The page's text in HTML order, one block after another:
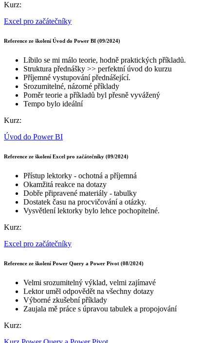
Kurz:
Excel pro začátečníky
Reference ze školení Úvod do Power BI (09/2024)
Líbilo se mi málo teorie, hodně praktických příkladů.
Struktura přednášky >> perfektní úvod do kurzu
Příjemné vystupování přednášející.
Srozumitelné, názorné příklady
Poměr teorie a příkladů byl přesně vyvážený
Tempo bylo ideální
Kurz:
Úvod do Power BI
Reference ze školení Excel pro začátečníky (09/2024)
Přístup lektorky - ochotná a příjemná
Okamžitá reakce na dotazy
Dobře připravené materiály - tabulky
Dostatek času na procvičování a otázky.
Vysvětlení lektorky bylo lehce pochopitelné.
Kurz:
Excel pro začátečníky
Reference ze školení Power Query a Power Pivot (08/2024)
Velmi srozumitelný výklad, velmi zajímavé
Lektor uměl odpovědět na všechny dotazy
Výborné zkušební příklady
Zaujala mě práce s úpravou tabulek a propojování
Kurz: